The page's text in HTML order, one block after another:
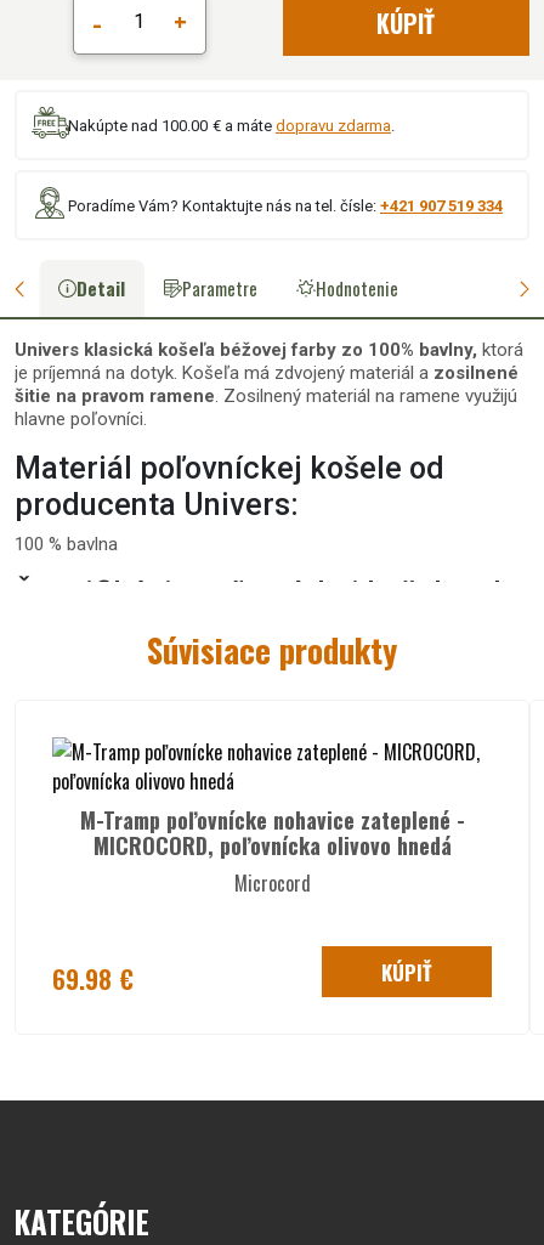
- + KÚPIŤ
Nakúpte nad 100.00 € a máte dopravu zdarma
Poradíme Vám? Kontaktujte nás na tel. čísle: +421 907 519 334
Detail Parametre Hodnotenie
Univers klasická košeľa béžovej farby zo 100% bavlny, ktorá
je príjemná na dotyk. Košeľa má zdvojený materiál a zosilnené
šitie na pravom ramene. Zosilnený materiál na ramene využijú
hlavne poľovníci.
Materiál poľovníckej košele od
producenta Univers:
100 % bavlna
Špecifikácie poľovníckej košele od
producenta Univers:
poľovnícka košeľasozosilneným materiálom na
klasická košeľa má
náprsné vrecko uzatvárané
príklopkou na gombík
košeľa mámanžety na rukávoch, ktoré sa dajú nastaviť
pomocou gombíkov
Tabuľka veľkostí
Súvisiace produkty
M-Tramp poľovnícke nohavice zateplené -
MICROCORD, poľovnícka olivovo hnedá
Microcord
69.98 € KÚPIŤ
KATEGÓRIE